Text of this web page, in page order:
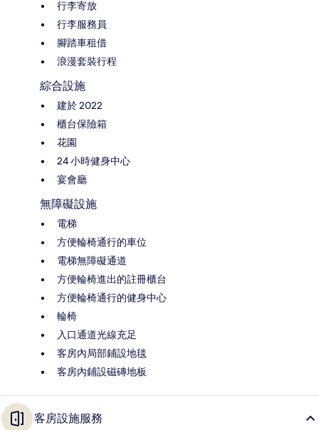
行李寄放
行李服務員
腳踏車租借
浪漫套裝行程
綜合設施
建於 2022
櫃台保險箱
花園
24 小時健身中心
宴會廳
無障礙設施
電梯
方便輪椅通行的車位
電梯無障礙通道
方便輪椅進出的註冊櫃台
方便輪椅通行的健身中心
輪椅
入口通道光線充足
客房內局部鋪設地毯
客房內鋪設磁磚地板
客房設施服務